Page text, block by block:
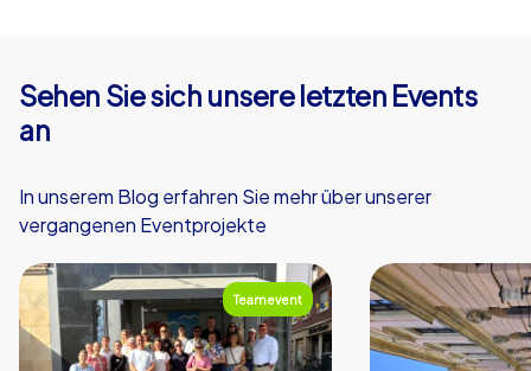
Sehen Sie sich unsere letzten Events
an
In unserem Blog erfahren Sie mehr über unserer
vergangenen Eventprojekte
Teamevent